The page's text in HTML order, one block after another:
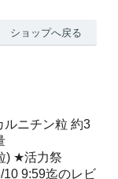
ショップへ戻る
ルニチン粒 約3
) ★活力祭
9:59迄のレビ